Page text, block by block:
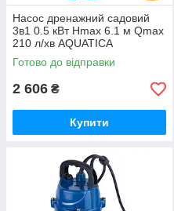
Насос дренажний садовий
3в1 0.5 кВт Hmax 6.1 м Qmax
210 л/хв AQUATICA
XKJa500E (773133)
Готово до відправки
2 606 ₴
Купити